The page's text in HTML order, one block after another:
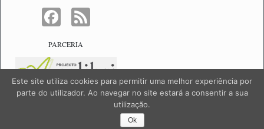
FACEBOOK
PARCERIA
NetJogos - powered byNetJogos
Este site utiliza cookies para permitir uma melhor experiência por
parte do utilizador. Ao navegar no site estará a consentir a sua
utilização.
Ok